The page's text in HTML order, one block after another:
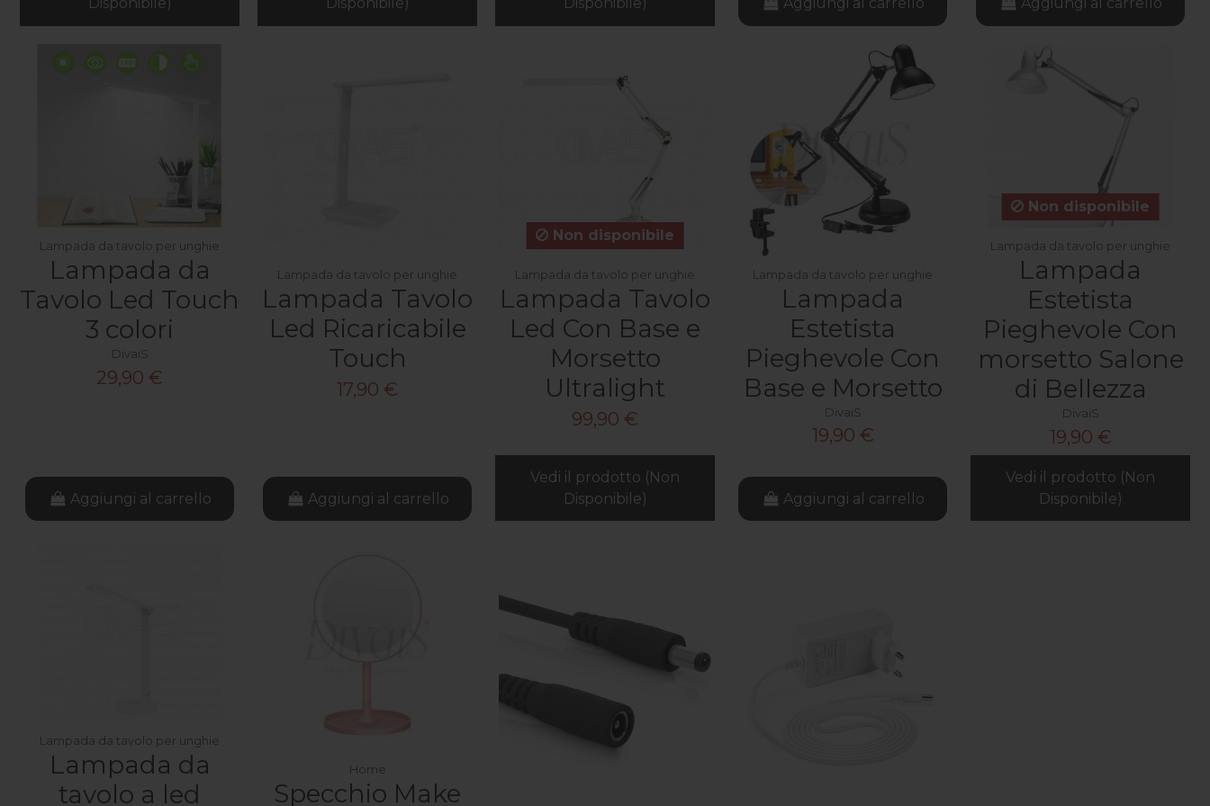
Disponibile)
Disponibile)
Disponibile)
Aggiungi al carrello Aggiungi al carrello
Lampada da tavolo per unghie
Lampada da
Tavolo Led Touch
3 colori
DivaiS
29,90 €
Aggiungi al carrello
Lampada da tavolo per unghie
Lampada Tavolo
Led Ricaricabile
Touch
17,90 €
Aggiungi al carrello
Non disponibile
Lampada da tavolo per unghie
Lampada Tavolo
Led Con Base e
Morsetto
Ultralight
99,90 €
Vedi il prodotto (Non
Disponibile)
Lampada da tavolo per unghie
Lampada
Estetista
Pieghevole Con
Base e Morsetto
DivaiS
19,90 €
Aggiungi al carrello
Non disponibile
Lampada da tavolo per unghie
Lampada
Estetista
Pieghevole Con
morsetto Salone
di Bellezza
DivaiS
19,90 €
Vedi il prodotto (Non
Disponibile)
Lampada da tavolo per unghie
Lampada da
tavolo a led
Home
Specchio Make